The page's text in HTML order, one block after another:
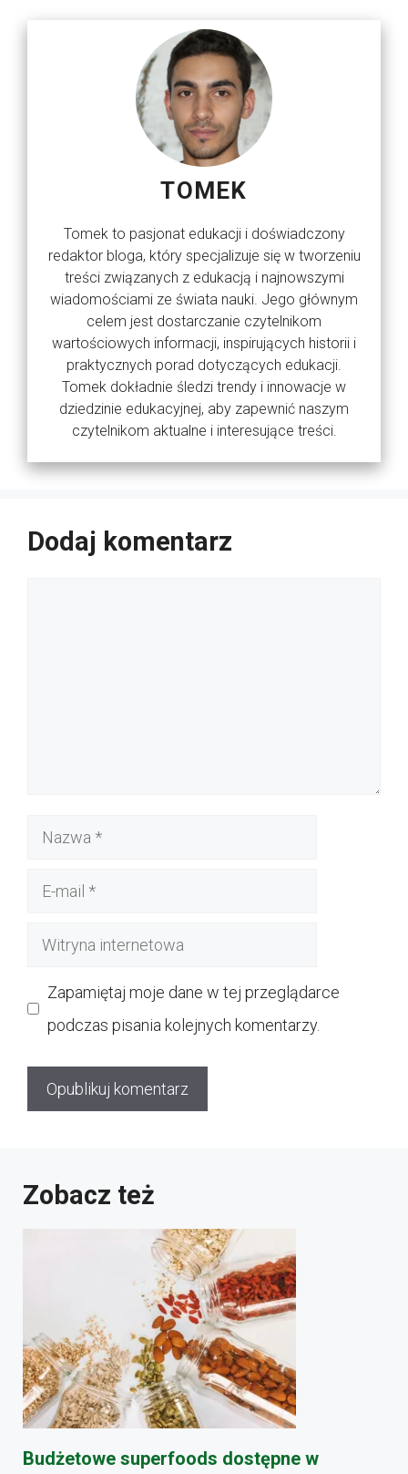
TOMEK
Tomek to pasjonat edukacji i doświadczony
redaktor bloga, który specjalizuje się w tworzeniu
treści związanych z edukacją i najnowszymi
wiadomościami ze świata nauki. Jego głównym
celem jest dostarczanie czytelnikom
wartościowych informacji, inspirujących historii i
praktycznych porad dotyczących edukacji.
Tomek dokładnie śledzi trendy i innowacje w
dziedzinie edukacyjnej, aby zapewnić naszym
czytelnikom aktualne i interesujące treści.
Dodaj komentarz
Nazwa
Witryna
Zapamiętaj moje dane w tej przeglądarce
podczas pisania kolejnych komentarzy.
Zobacz też
Budżetowe superfoods dostępne w